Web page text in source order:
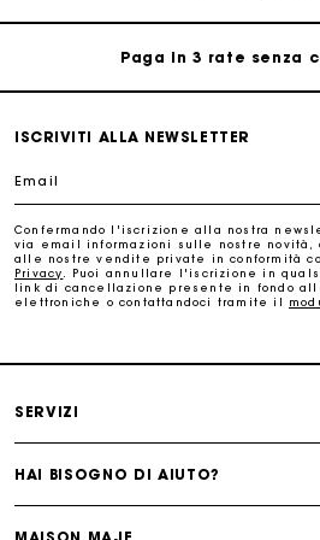
Paga in 3 rate senza
La carta regalo Maje: il modo
perfetto
ISCRIVITI ALLA NEWSLETTER
Email
Confermando l'iscrizione alla nostra
via email informazioni sulle nostre
alle nostre vendite private in conformità
Privacy. Puoi annullare l'iscrizione in
link di cancellazione presente in fondo
elettroniche o contattandoci tramite il
SERVIZI
HAI BISOGNO DI AIUTO?